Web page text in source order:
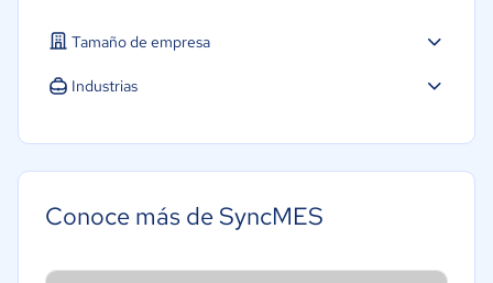
Tamaño de empresa
Pequeña: 10 a 49 trabajadores
Industrias
Conoce más de SyncMES